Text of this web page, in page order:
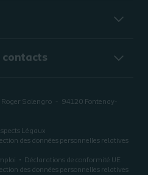
contacts
Roger Salengro 94120 Fontenay-
Légaux
des données personnelles relatives
Déclarations de conformité UE
des données personnelles relatives